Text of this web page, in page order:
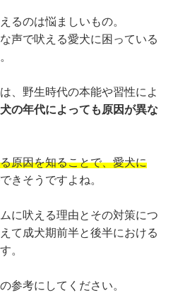
るのは悩ましいもの。
声で吠える愛犬に困っている
、野生時代の本能や習性によ
犬の年代によっても原因が異な
原因を知ることで、愛犬に
きそうですよね。
に吠える理由とその対策につ
て成犬期前半と後半における
。
参考にしてください。